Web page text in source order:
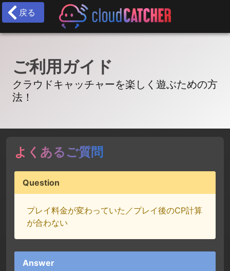
戻る
ご利用ガイド
クラウドキャッチャーを楽しく遊ぶための方
法！
よくあるご質問
Question
プレイ料金が変わっていた／プレイ後のCP計算
が合わない
Answer